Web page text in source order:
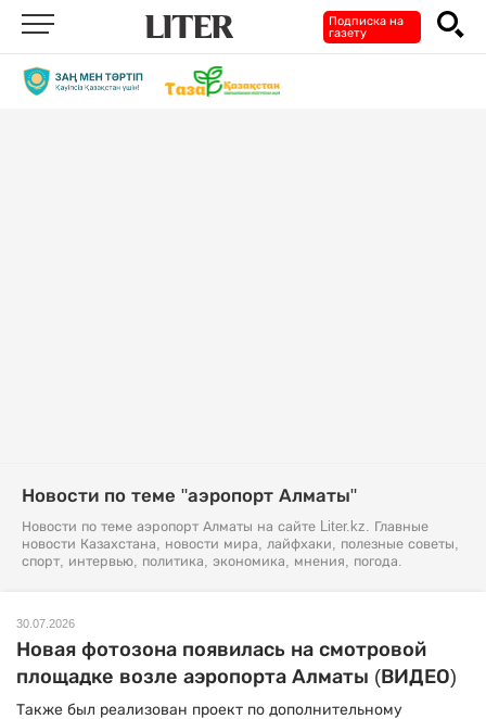
Подписка на
газету
Новости по теме "аэропорт Алматы"
Новости по теме аэропорт Алматы на сайте Liter.kz. Главные
новости Казахстана, новости мира, лайфхаки, полезные советы,
спорт, интервью, политика, экономика, мнения, погода.
30.07.2026
Новая фотозона появилась на смотровой
площадке возле аэропорта Алматы (ВИДЕО)
Также был реализован проект по дополнительному